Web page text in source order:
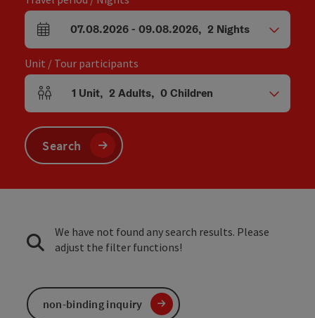
arrival and departure fields
07.08.2026- 09.08.2026, 2 Nights
Unit / Tour participants
Number of units and person fields
1 Unit, 2 Adults, 0Children
Search
We have not found any search results. Please
adjust the filter functions!
non-binding inquiry